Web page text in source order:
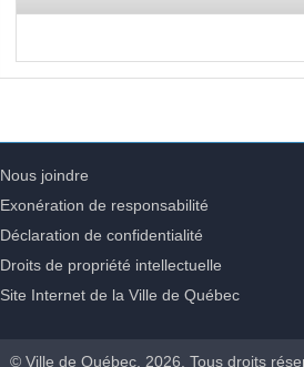
Nous joindre
Exonération de responsabilité
Déclaration de confidentialité
Droits de propriété intellectuelle
Site Internet de la Ville de Québec
© Ville de Québec, 2026. Tous droits